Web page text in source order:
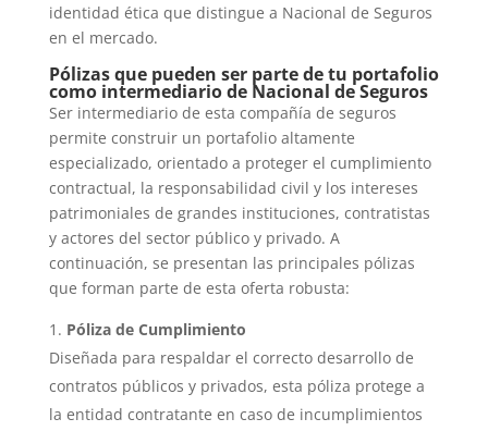
identidad ética que distingue a Nacional de Seguros
en el mercado.
Pólizas que pueden ser parte de tu portafolio
como intermediario de Nacional de Seguros
Ser intermediario de esta compañía de seguros
permite construir un portafolio altamente
especializado, orientado a proteger el cumplimiento
contractual, la responsabilidad civil y los intereses
patrimoniales de grandes instituciones, contratistas
y actores del sector público y privado. A
continuación, se presentan las principales pólizas
que forman parte de esta oferta robusta:
Póliza de Cumplimiento
Diseñada para respaldar el correcto desarrollo de
contratos públicos y privados, esta póliza protege a
la entidad contratante en caso de incumplimientos